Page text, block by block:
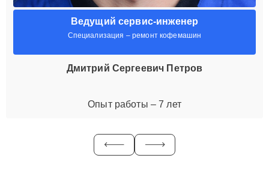
Ведущий сервис-инженер
Специализация – ремонт кофемашин
Дмитрий Сергеевич Петров
Опыт работы – 7 лет